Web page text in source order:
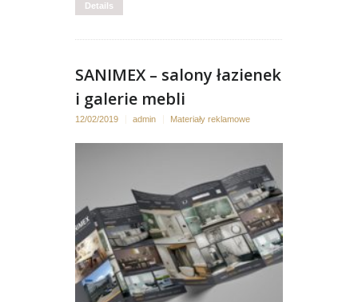
Details
SANIMEX – salony łazienek
i galerie mebli
12/02/2019 admin Materiały reklamowe